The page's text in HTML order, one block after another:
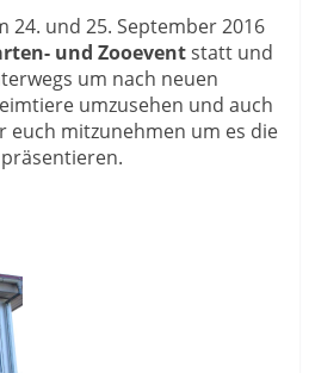
24. und 25. September 2016
und Zooeventstatt und
um nach neuen
umzusehen und auch
euch mitzunehmen um es die